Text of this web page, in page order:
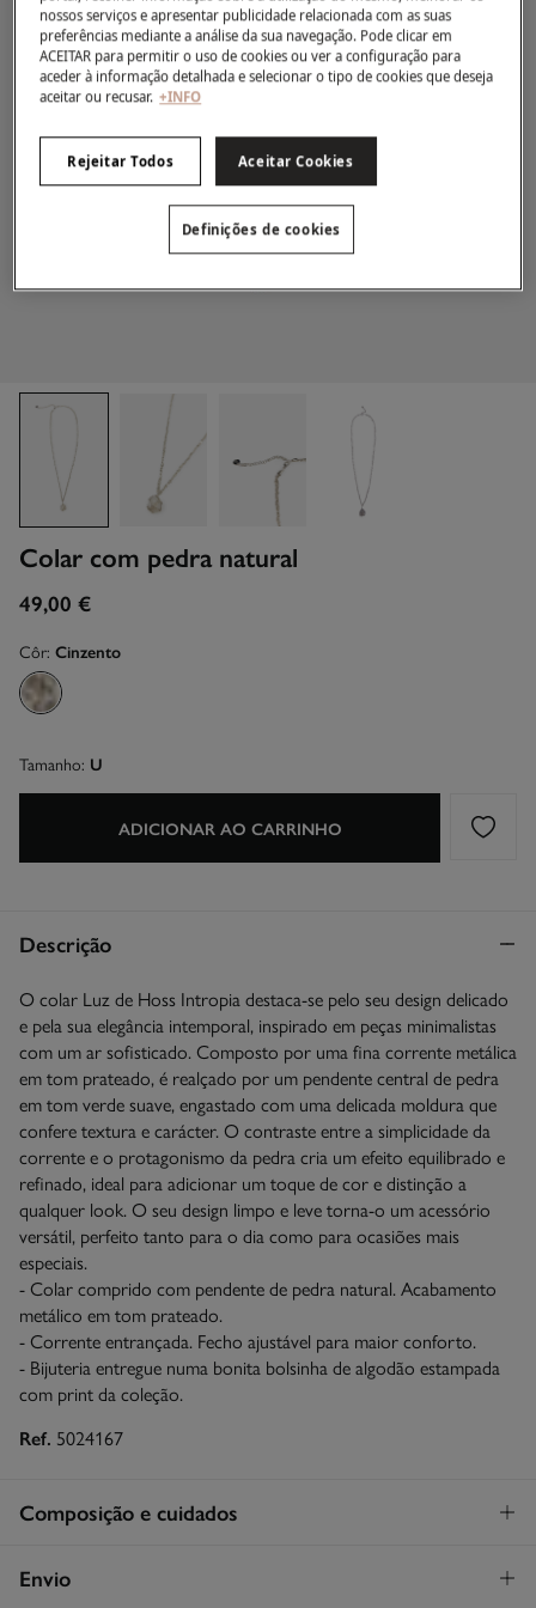
Colar com pedra natural
49,00 €
Côr: Cinzento
Tamanho: U
ADICIONAR AO CARRINHO
Descrição
O colar Luz de Hoss Intropia destaca-se pelo seu design delicado
e pela sua elegância intemporal, inspirado em peças minimalistas
com um ar sofisticado. Composto por uma fina corrente metálica
em tom prateado, é realçado por um pendente central de pedra
em tom verde suave, engastado com uma delicada moldura que
confere textura e carácter. O contraste entre a simplicidade da
corrente e o protagonismo da pedra cria um efeito equilibrado e
refinado, ideal para adicionar um toque de cor e distinção a
qualquer look. O seu design limpo e leve torna-o um acessório
versátil, perfeito tanto para o dia como para ocasiões mais
especiais.
- Colar comprido com pendente de pedra natural. Acabamento
metálico em tom prateado.
- Corrente entrançada. Fecho ajustável para maior conforto.
- Bijuteria entregue numa bonita bolsinha de algodão estampada
com print da coleção.
Ref. 5024167
Composição e cuidados
Composição
Envio
nossos serviços e apresentar publicidade relacionada com as suas
preferências mediante a análise da sua navegação. Pode clicar em
ACEITAR para permitir o uso de cookies ou ver a configuração para
aceder à informação detalhada e selecionar o tipo de cookies que deseja
aceitar ou recusar. +INFO
Rejeitar Todos Aceitar Cookies
Definições de cookies